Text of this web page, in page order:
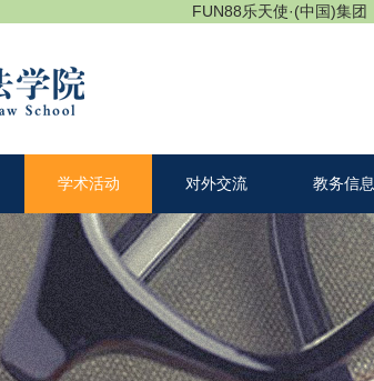
FUN88乐天使·(中国)集团
学术活动 对外交流 教务信息